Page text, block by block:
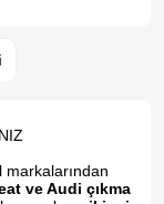
ve Audi çıkma